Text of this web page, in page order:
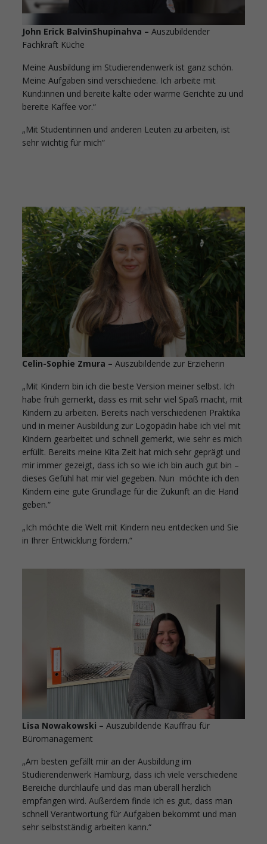
John Erick BalvinShupinahva –Auszubildender
Fachkraft Küche
Meine Ausbildung im Studierendenwerk ist ganz schön.
Meine Aufgaben sind verschiedene. Ich arbeite mit
Kund:innen und bereite kalte oder warme Gerichte zu und
bereite Kaffee vor.“
„Mit Studentinnen und anderen Leuten zu arbeiten, ist
sehr wichtig für mich“
Celin-Sophie Zmura –Auszubildende zur Erzieherin
„Mit Kindern bin ich die beste Version meiner selbst. Ich
habe früh gemerkt, dass es mit sehr viel Spaß macht, mit
Kindern zu arbeiten. Bereits nach verschiedenen Praktika
und in meiner Ausbildung zur Logopädin habe ich viel mit
Kindern gearbeitet und schnell gemerkt, wie sehr es mich
erfüllt. Bereits meine Kita Zeit hat mich sehr geprägt und
mir immer gezeigt, dass ich so wie ich bin auch gut bin –
dieses Gefühl hat mir viel gegeben. Nun möchte ich den
Kindern eine gute Grundlage für die Zukunft an die Hand
geben.“
„Ich möchte die Welt mit Kindern neu entdecken und Sie
in Ihrer Entwicklung fördern.“
Lisa Nowakowski –Auszubildende Kauffrau für
Büromanagement
„Am besten gefällt mir an der Ausbildung im
Studierendenwerk Hamburg, dass ich viele verschiedene
Bereiche durchlaufe und das man überall herzlich
empfangen wird. Außerdem finde ich es gut, dass man
schnell Verantwortung für Aufgaben bekommt und man
sehr selbstständig arbeiten kann.“